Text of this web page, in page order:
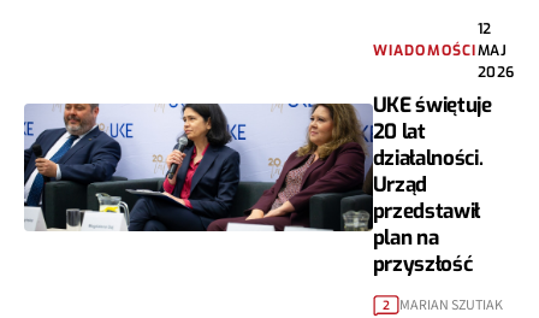
WIADOMOŚCI
12
MAJ
2026
UKE świętuje
20 lat
działalności.
Urząd
przedstawił
plan na
przyszłość
2 MARIAN SZUTIAK